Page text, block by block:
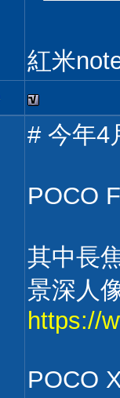
紅米
# 今年4
POCO
其中長
景深人
https://
POCO